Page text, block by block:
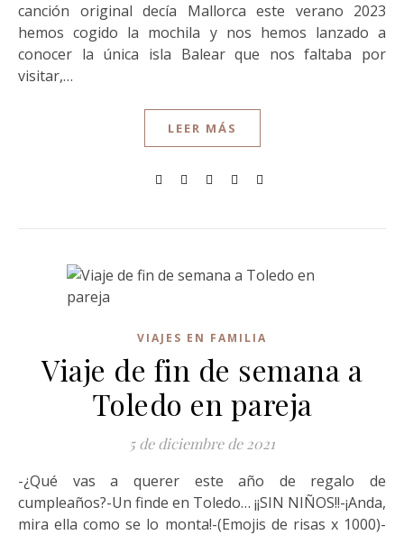
canción original decía Mallorca este verano 2023
hemos cogido la mochila y nos hemos lanzado a
conocer la única isla Balear que nos faltaba por
visitar,…
LEER MÁS
VIAJES EN FAMILIA
Viaje de fin de semana a
Toledo en pareja
5 de diciembre de 2021
-¿Qué vas a querer este año de regalo de
cumpleaños?-Un finde en Toledo… ¡¡SIN NIÑOS!!-¡Anda,
mira ella como se lo monta!-(Emojis de risas x 1000)-